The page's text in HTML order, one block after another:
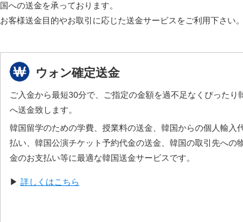
国への送金を承っております。
お客様送金目的やお取引に応じた送金サービスをご利用下さい。
ウォン確定送金
ご入金から最短30分で、ご指定の金額を過不足なくぴったり
へ送金致します。
韓国留学のための学費、授業料の送金、韓国からの個人輸入
払い、韓国公演チケット予約代金の送金、韓国の取引先への
金のお支払い等に最適な韓国送金サービスです。
▶ 詳しくはこちら